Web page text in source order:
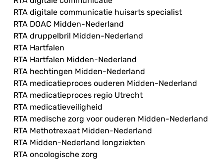
RTA digitale communicatie huisarts specialist
RTA DOAC Midden-Nederland
RTA druppelbril Midden-Nederland
RTA Hartfalen
RTA Hartfalen Midden-Nederland
RTA hechtingen Midden-Nederland
RTA medicatieproces ouderen Midden-Nederland
RTA medicatieproces regio Utrecht
RTA medicatieveiligheid
RTA medische zorg voor ouderen Midden-Nederland
RTA Methotrexaat Midden-Nederland
RTA Midden-Nederland longziekten
RTA oncologische zorg